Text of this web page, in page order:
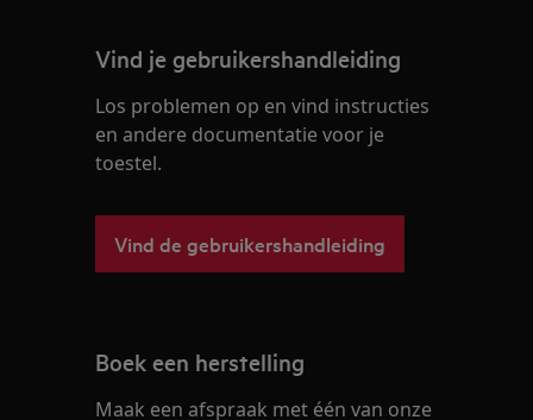
Vind je gebruikershandleiding
Los problemen op en vind instructies
en andere documentatie voor je
toestel.
Vind de gebruikershandleiding
Boek een herstelling
Maak een afspraak met één van onze